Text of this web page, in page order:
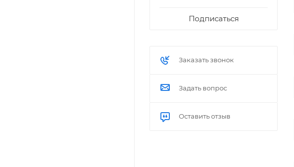
Подписаться
Заказать звонок
Задать вопрос
Оставить отзыв